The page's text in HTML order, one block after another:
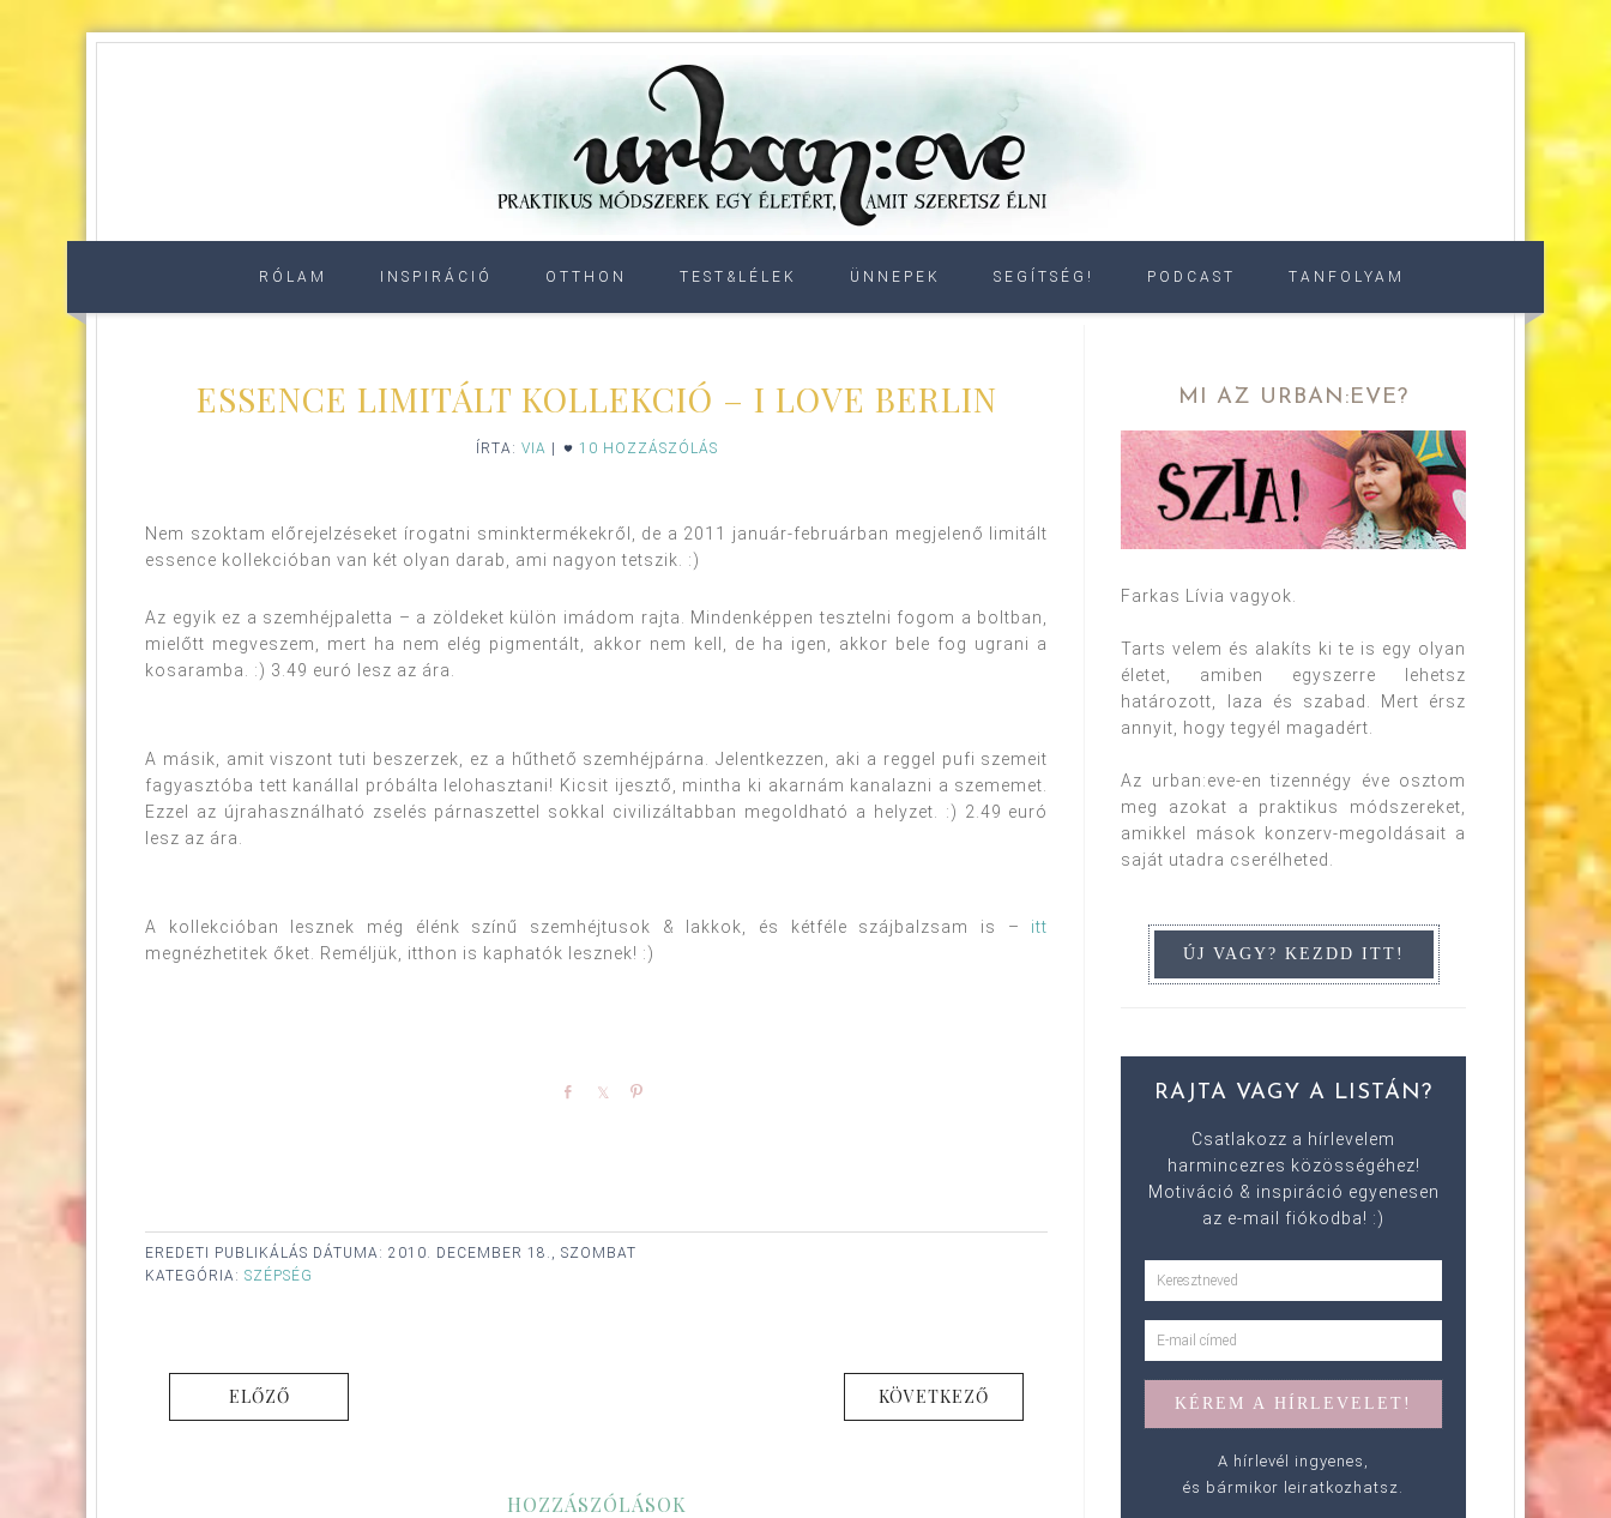
RÓLAM INSPIRÁCIÓ OTTHON TEST&LÉLEK ÜNNEPEK SEGÍTSÉG! PODCAST TANFOLYAM
ESSENCE LIMITÁLT KOLLEKCIÓ – I LOVE BERLIN
ÍRTA: VIA 10 HOZZÁSZÓLÁS
Nem szoktam előrejelzéseket írogatni sminktermékekről, de a 2011 január-februárban megjelenő limitált
essence kollekcióban van két olyan darab, ami nagyon tetszik. :)
Az egyik ez a szemhéjpaletta – a zöldeket külön imádom rajta. Mindenképpen tesztelni fogom a boltban,
mielőtt megveszem, mert ha nem elég pigmentált, akkor nem kell, de ha igen, akkor bele fog ugrani a
kosaramba. :) 3.49 euró lesz az ára.
A másik, amit viszont tuti beszerzek, ez a hűthető szemhéjpárna. Jelentkezzen, aki a reggel pufi szemeit
fagyasztóba tett kanállal próbálta lelohasztani! Kicsit ijesztő, mintha ki akarnám kanalazni a szememet.
Ezzel az újrahasználható zselés párnaszettel sokkal civilizáltabban megoldható a helyzet. :) 2.49 euró
lesz az ára.
A kollekcióban lesznek még élénk színű szemhéjtusok & lakkok, és kétféle szájbalzsam is – itt
megnézhetitek őket. Reméljük, itthon is kaphatók lesznek! :)
Share Share
EREDETI PUBLIKÁLÁS DÁTUMA: 2010. DECEMBER 18., SZOMBAT
KATEGÓRIA: SZÉPSÉG
ELŐZŐ KÖVETKEZŐ
HOZZÁSZÓLÁSOK
MI AZ URBAN:EVE?
Farkas Lívia vagyok.
Tarts velem és alakíts ki te is egy olyan
életet, amiben egyszerre lehetsz
határozott, laza és szabad. Mert érsz
annyit, hogy tegyél magadért.
Az urban:eve-en tizennégy éve osztom
meg azokat a praktikus módszereket,
amikkel mások konzerv-megoldásait a
saját utadra cserélheted.
RAJTA VAGY A LISTÁN?
Csatlakozz a hírlevelem
harmincezres közösségéhez!
Motiváció & inspiráció egyenesen
az e-mail fiókodba! :)
A hírlevél ingyenes,
és bármikor leiratkozhatsz.